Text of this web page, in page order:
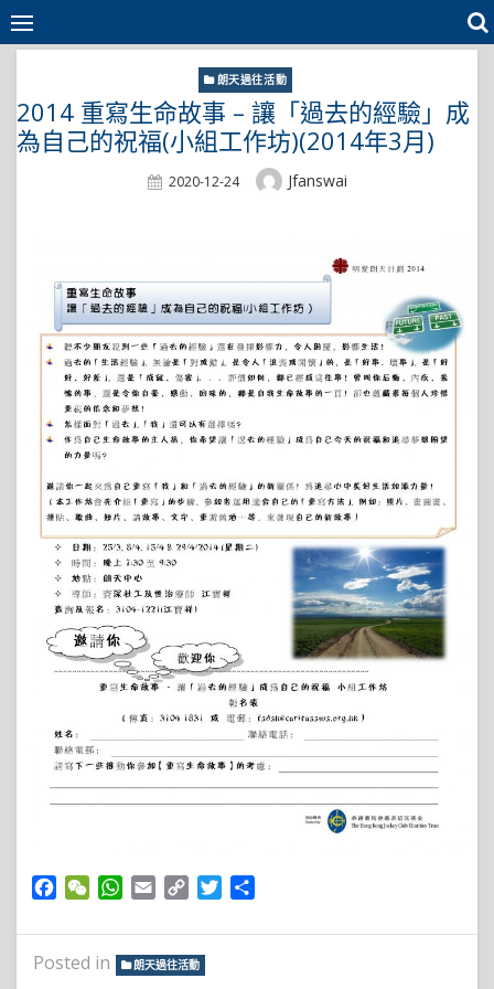
Skip
to
朗天過往活動
2014 重寫生命故事 – 讓「過去的經驗」成
為自己的祝福(小組工作坊)(2014年3月)
Posted
2020-12-24 Author
Jfanswai
Facebook
WeChatWhatsApp
Email Copy
Twitter
Posted in 朗天過往活動